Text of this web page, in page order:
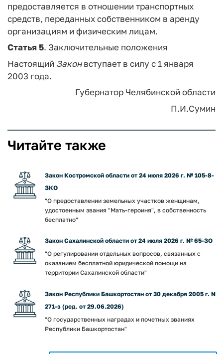
предоставляется в отношении транспортных
средств, переданных собственником в аренду
организациям и физическим лицам.
Статья 5. Заключительные положения
Настоящий Законвступает в силу с 1 января
2003 года.
Губернатор Челябинской области
П.И.Сумин
Читайте также
Закон Костромской области от 24 июля 2026 г. № 105-8-
ЗКО
"О предоставлении земельных участков женщинам,
удостоенным звания "Мать-героиня", в собственность
бесплатно"
Закон Сахалинской области от 24 июля 2026 г. № 65-ЗО
"О регулировании отдельных вопросов, связанных с
оказанием бесплатной юридической помощи на
территории Сахалинской области"
Закон Республики Башкортостан от 30 декабря 2005 г. N
271-з (ред. от 29.06.2026)
"О государственных наградах и почетных званиях
Республики Башкортостан"